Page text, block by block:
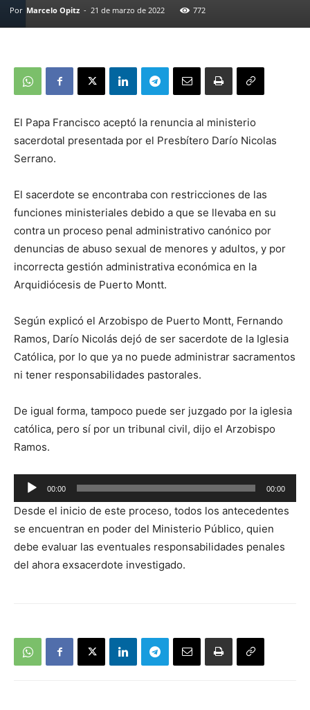
Por Marcelo Opitz - 21 de marzo de 2022 772
El Papa Francisco aceptó la renuncia al ministerio
sacerdotal presentada por el Presbítero Darío Nicolas
Serrano.
El sacerdote se encontraba con restricciones de las
funciones ministeriales debido a que se llevaba en su
contra un proceso penal administrativo canónico por
denuncias de abuso sexual de menores y adultos, y por
incorrecta gestión administrativa económica en la
Arquidiócesis de Puerto Montt.
Según explicó el Arzobispo de Puerto Montt, Fernando
Ramos, Darío Nicolás dejó de ser sacerdote de la Iglesia
Católica, por lo que ya no puede administrar sacramentos
ni tener responsabilidades pastorales.
De igual forma, tampoco puede ser juzgado por la iglesia
católica, pero sí por un tribunal civil, dijo el Arzobispo
Ramos.
Reproductor
de
audio
00:00 00:00
Desde el inicio de este proceso, todos los antecedentes
se encuentran en poder del Ministerio Público, quien
debe evaluar las eventuales responsabilidades penales
del ahora exsacerdote investigado.